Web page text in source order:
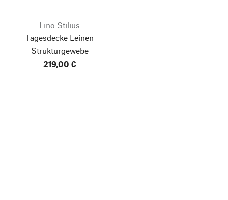
Lino Stilius
Tagesdecke Leinen
Strukturgewebe
219,00 €